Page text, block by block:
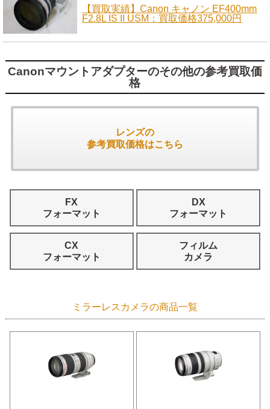
【買取実績】Canon キャノン EF400mm
F2.8L IS II USM：買取価格375,000円
Canonマウントアダプターのその他の参考買取価
格
レンズの
参考買取価格はこちら
FX
フォーマット
DX
フォーマット
CX
フォーマット
フィルム
カメラ
ミラーレスカメラの商品一覧